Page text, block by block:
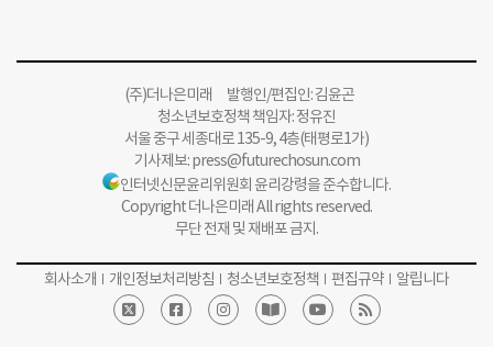
(주)더나은미래 발행인/편집인: 김윤곤
청소년보호정책 책임자: 정유진
서울 중구 세종대로 135-9, 4층(태평로1가)
기사제보:press@futurechosun.com
인터넷신문윤리위원회 윤리강령을 준수합니다.
Copyright 더나은미래 All rights reserved.
무단 전재 및 재배포 금지.
회사소개 개인정보처리방침 청소년보호정책 편집규약 알립니다